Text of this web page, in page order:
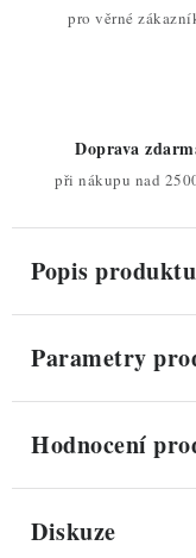
pro věrné
Doprava
při nákupu nad
Popis produktu
Parametry
Hodnocení
Diskuze